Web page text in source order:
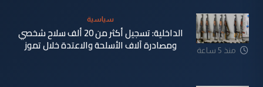
منذ 5 ساعة
سياسية
الداخلية: تسجيل أكثر من 20 ألف سلاح شخصي
ومصادرة آلاف الأسلحة والاعتدة خلال تموز